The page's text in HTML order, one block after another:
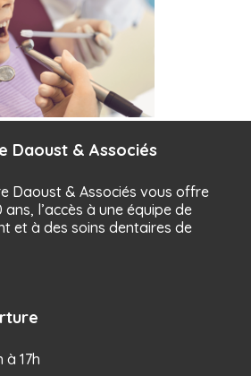
Daoust & Associés
Daoust & Associés vous offre
l’accès à une équipe de
et à des soins dentaires de
à 17h